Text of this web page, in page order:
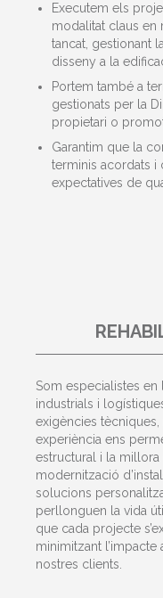
Executem els
modalitat claus en
tancat, gestionant
disseny a la
Portem també a
gestionats per la
propietari o
Garantim que la
terminis acordats
expectatives de
Som especialistes en
industrials i
exigències
experiència ens
estructural i la millora
modernització
solucions
perllonguen la vida
que cada projecte
minimitzant
nostres clients.